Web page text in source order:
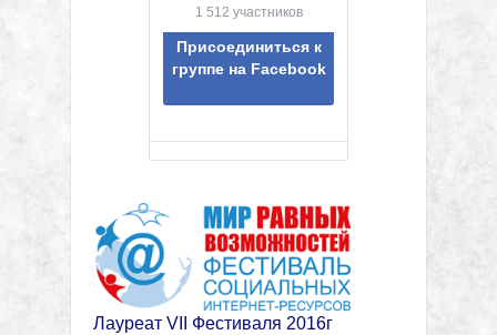
1 512 участников
Присоединиться к
группе на Facebook
Лауреат VII Фестиваля 2016г